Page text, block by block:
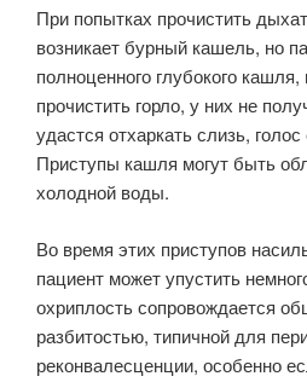
При попытках прочистить
возникает бурный кашель, но
полноценного глубокого
прочистить горло, у них не
удастся отхаркать слизь,
Приступы кашля могут быть
холодной воды.
Во время этих присту­пов
пациент может упустить
охриплость сопровождается
разбитостью, типичной для
реконвалесценции, особенно